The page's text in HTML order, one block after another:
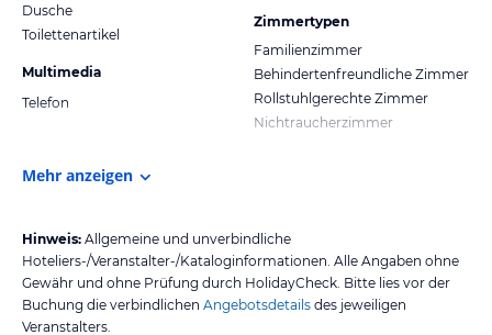
Dusche
Toilettenartikel
Multimedia
Telefon
Zimmertypen
Familienzimmer
Behindertenfreundliche Zimmer
Rollstuhlgerechte Zimmer
Nichtraucherzimmer
Mehr anzeigen
Hinweis: Allgemeine und unverbindliche
Hoteliers-/Veranstalter-/Kataloginformationen. Alle Angaben ohne
Gewähr und ohne Prüfung durch HolidayCheck. Bitte lies vor der
Buchung die verbindlichen Angebotsdetails des jeweiligen
Veranstalters.